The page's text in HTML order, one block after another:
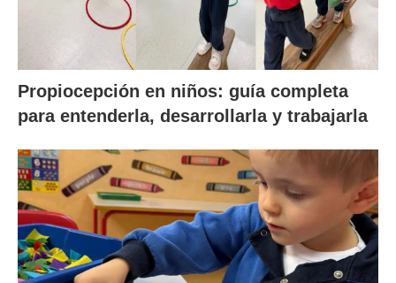
Propiocepción en niños: guía completa
para entenderla, desarrollarla y trabajarla